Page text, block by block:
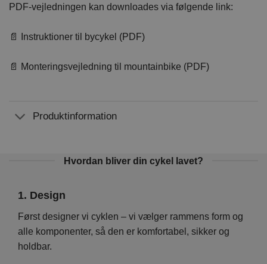
PDF-vejledningen kan downloades via følgende link:
📄 Instruktioner til bycykel (PDF)
📄 Monteringsvejledning til mountainbike (PDF)
Produktinformation
Hvordan bliver din cykel lavet?
1. Design
Først designer vi cyklen – vi vælger rammens form og
alle komponenter, så den er komfortabel, sikker og
holdbar.